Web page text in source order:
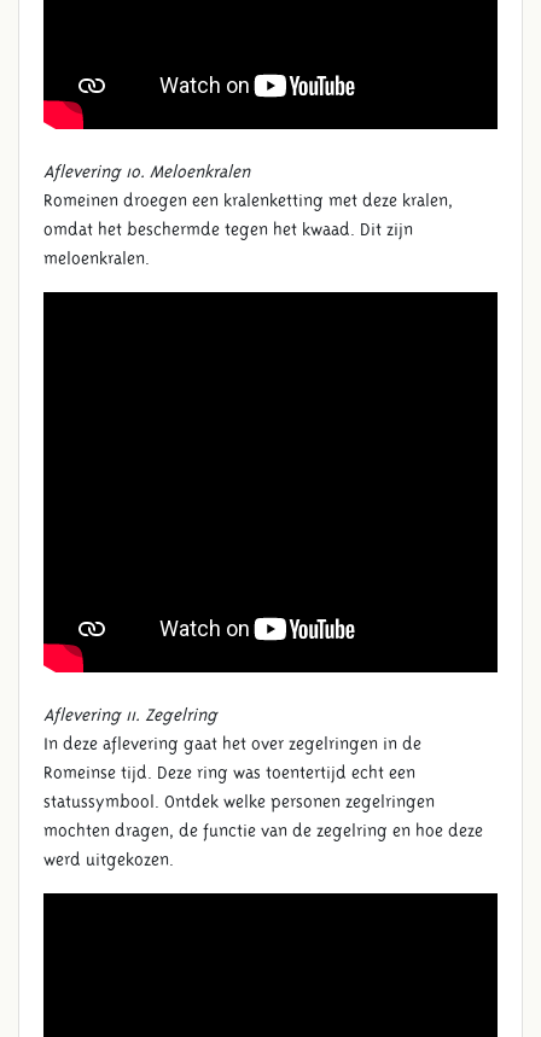
Aflevering 10. Meloenkralen
Romeinen droegen een kralenketting met deze kralen,
omdat het beschermde tegen het kwaad. Dit zijn
meloenkralen.
Aflevering 11. Zegelring
In deze aflevering gaat het over zegelringen in de
Romeinse tijd. Deze ring was toentertijd echt een
statussymbool. Ontdek welke personen zegelringen
mochten dragen, de functie van de zegelring en hoe deze
werd uitgekozen.